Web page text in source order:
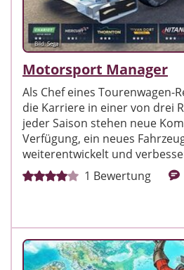
Bild: Sega
Motorsport Manager
Als Chef eines Tourenwagen-
die Karriere in einer von drei
jeder Saison stehen neue
Verfügung, ein neues
weiterentwickelt und
1 Bewertung